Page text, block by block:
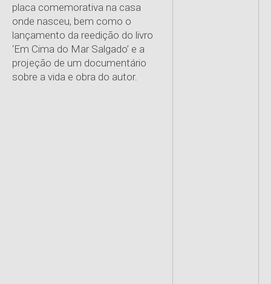
placa comemorativa na casa
onde nasceu, bem como o
lançamento da reedição do livro
‘Em Cima do Mar Salgado’ e a
projeção de um documentário
sobre a vida e obra do autor.